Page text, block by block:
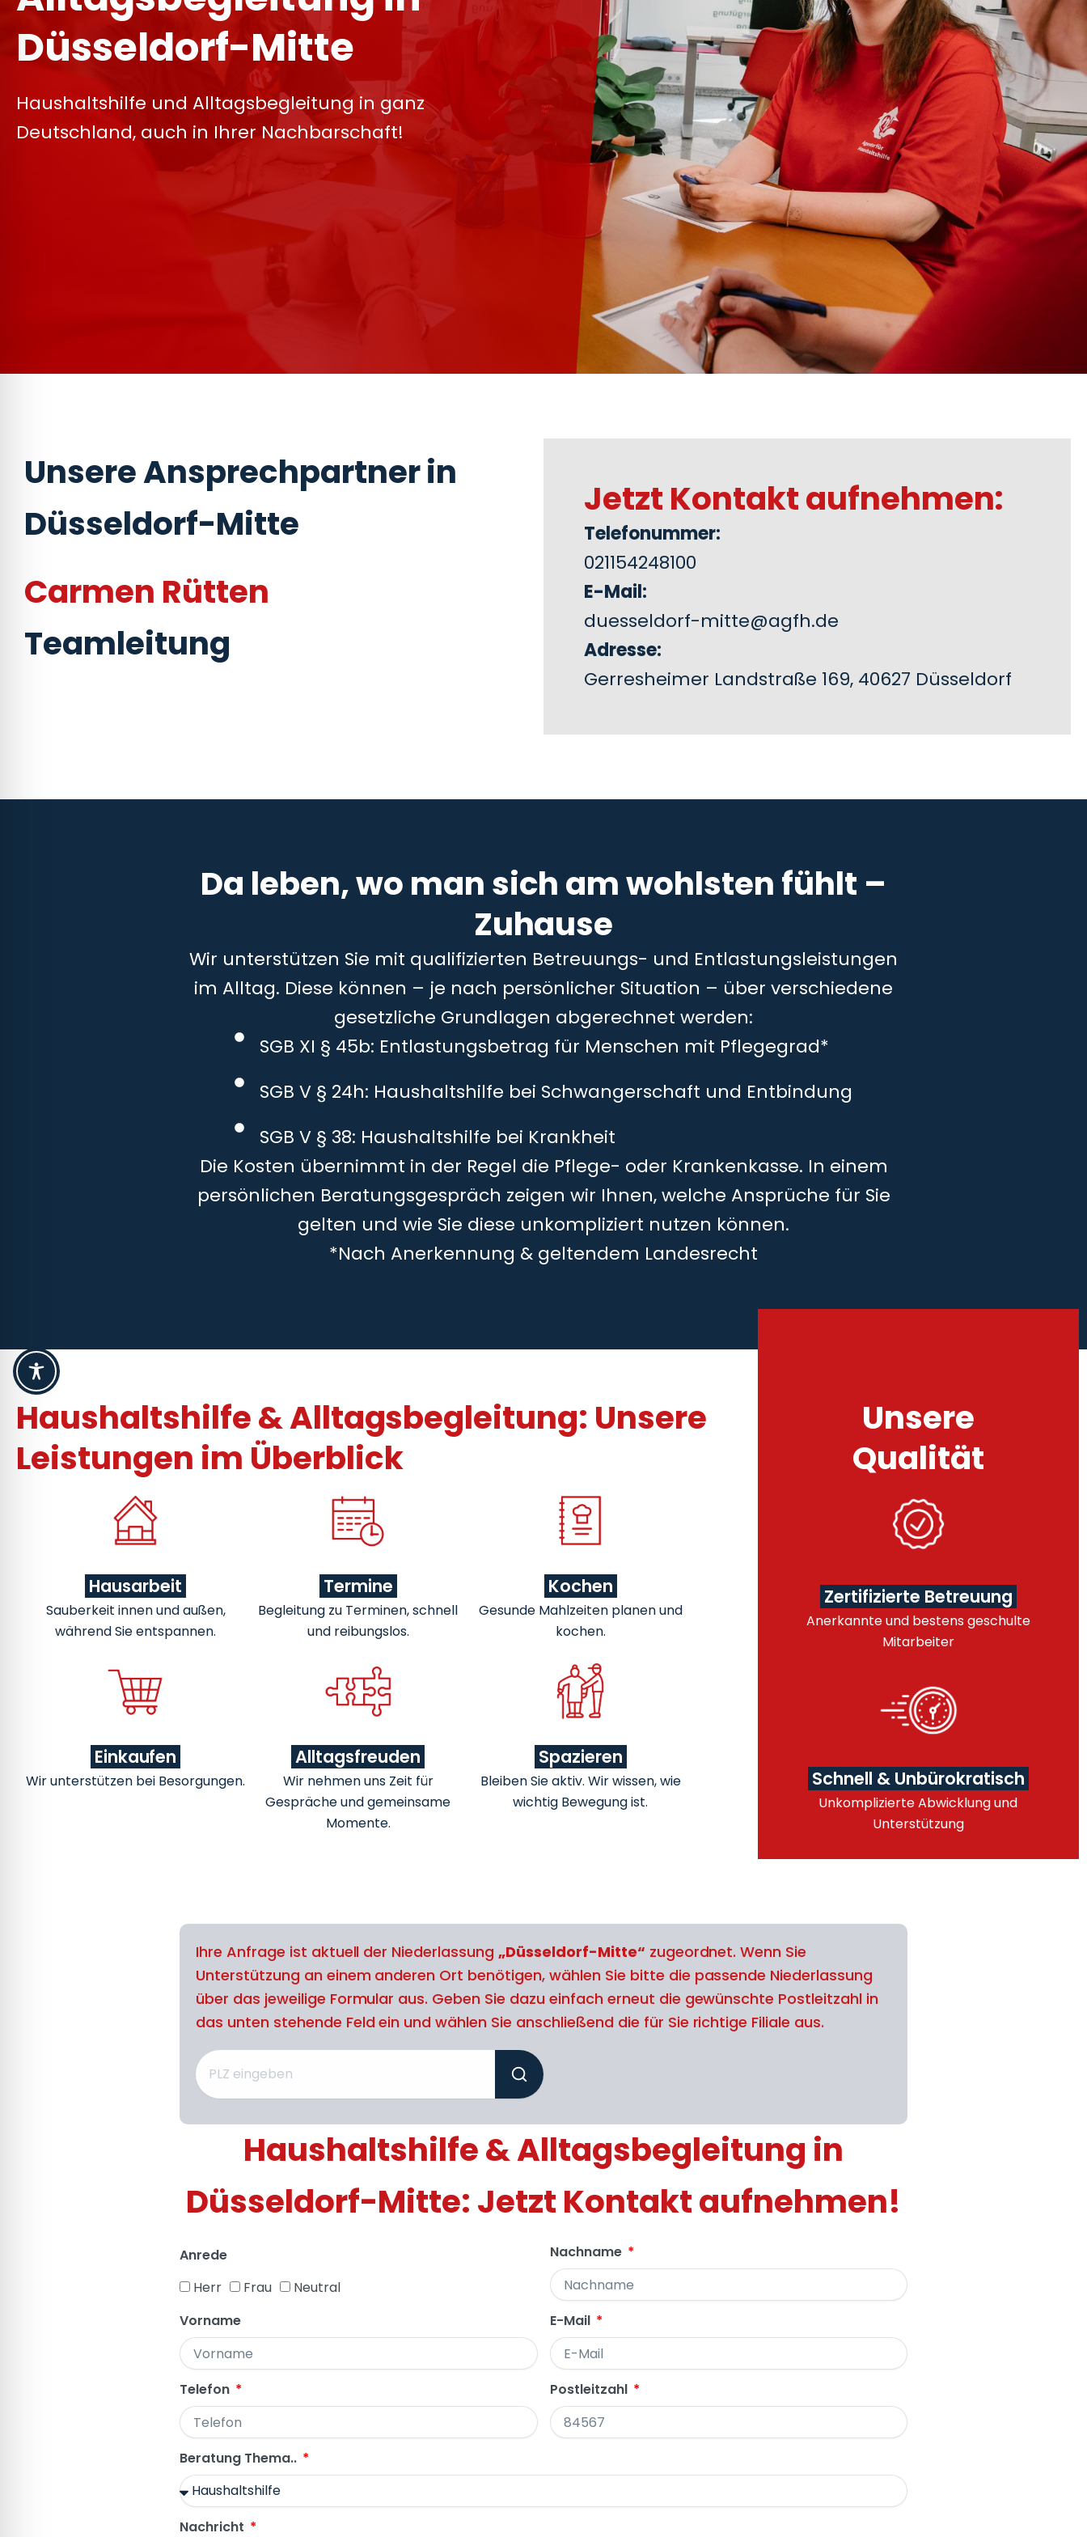
Düsseldorf-Mitte
Haushaltshilfe und Alltagsbegleitung in ganz
Deutschland, auch in Ihrer Nachbarschaft!
Unsere Ansprechpartner in
Düsseldorf-Mitte
Carmen Rütten
Teamleitung
Jetzt Kontakt aufnehmen:
Telefonummer:
021154248100
E-Mail:
duesseldorf-mitte@agfh.de
Adresse:
Gerresheimer Landstraße 169, 40627 Düsseldorf
Da leben, wo man sich am wohlsten fühlt –
Zuhause
Wir unterstützen Sie mit qualifizierten Betreuungs- und Entlastungsleistungen
im Alltag. Diese können – je nach persönlicher Situation – über verschiedene
gesetzliche Grundlagen abgerechnet werden:
SGB XI § 45b: Entlastungsbetrag für Menschen mit Pflegegrad*
SGB V § 24h: Haushaltshilfe bei Schwangerschaft und Entbindung
SGB V § 38: Haushaltshilfe bei Krankheit
Die Kosten übernimmt in der Regel die Pflege- oder Krankenkasse. In einem
persönlichen Beratungsgespräch zeigen wir Ihnen, welche Ansprüche für Sie
gelten und wie Sie diese unkompliziert nutzen können.
*Nach Anerkennung & geltendem Landesrecht
Haushaltshilfe & Alltagsbegleitung: Unsere
Leistungen im Überblick
Hausarbeit
Sauberkeit innen und außen,
während Sie entspannen.
Termine
Begleitung zu Terminen, schnell
und reibungslos.
Kochen
Gesunde Mahlzeiten planen und
kochen.
Einkaufen
Wir unterstützen bei Besorgungen.
Alltagsfreuden
Wir nehmen uns Zeit für
Gespräche und gemeinsame
Momente.
Spazieren
Bleiben Sie aktiv. Wir wissen, wie
wichtig Bewegung ist.
Unsere
Qualität
Zertifizierte Betreuung
Anerkannte und bestens geschulte
Mitarbeiter
Schnell & Unbürokratisch
Unkomplizierte Abwicklung und
Unterstützung
Ihre Anfrage ist aktuell der Niederlassung„Düsseldorf-Mitte“ zugeordnet. Wenn Sie
Unterstützung an einem anderen Ort benötigen, wählen Sie bitte die passende Niederlassung
über das jeweilige Formular aus. Geben Sie dazu einfach erneut die gewünschte Postleitzahl in
das unten stehende Feld ein und wählen Sie anschließend die für Sie richtige Filiale aus.
Haushaltshilfe & Alltagsbegleitung in
Düsseldorf-Mitte: Jetzt Kontakt aufnehmen!
Anrede
Herr
Frau Neutral
Nachname
Vorname E-Mail
Telefon Postleitzahl
Beratung Thema..
Nachricht